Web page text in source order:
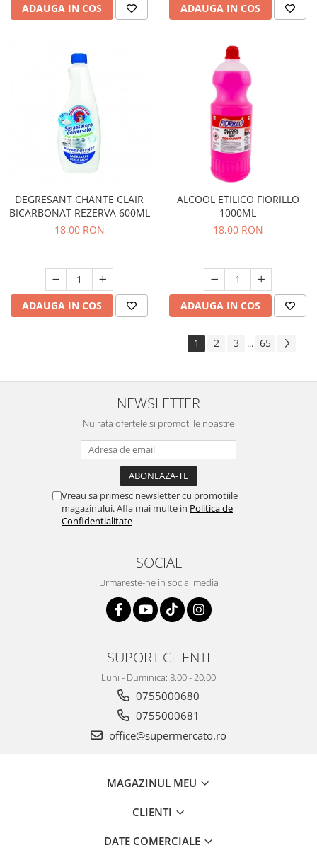
ADAUGA IN COS ADAUGA IN COS
DEGRESANT CHANTE CLAIR
BICARBONAT REZERVA 600ML
18,00 RON
ADAUGA IN COS
ALCOOL ETILICO FIORILLO
1000ML
18,00 RON
ADAUGA IN COS
1 2 3 ... 65
NEWSLETTER
Nu rata ofertele si promotiile noastre
Vreau sa primesc newsletter cu promotiile
magazinului. Afla mai multe in Politica de
Confidentialitate
SOCIAL
Urmareste-ne in social media
SUPORT CLIENTI
Luni - Duminica: 8.00 - 20.00
0755000680
0755000681
office@supermercato.ro
MAGAZINUL MEU
CLIENTI
DATE COMERCIALE